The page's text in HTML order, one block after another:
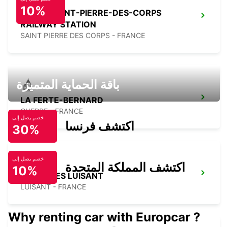
TOURS SAINT-PIERRE-DES-CORPS
RAILWAY STATION
SAINT PIERRE DES CORPS - FRANCE
LA FERTE-BERNARD
CHERRE - FRANCE
CHARTRES LUISANT
LUISANT - FRANCE
10%
باقة الحماية المتميزة
خصم يصل إلى
30% اكتشف فرنسا
خصم يصل إلى
10% اكتشف المملكة المتحدة
Why renting car with Europcar ?